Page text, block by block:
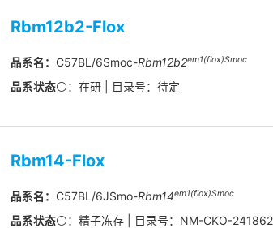
Rbm12b2-Flox
品系名： C57BL/6Smoc-Rbm12b2em1(flox)Smoc
品系状态 ：在研 | 目录号：待定
Rbm14-Flox
品系名： C57BL/6JSmo-Rbm14em1(flox)Smoc
品系状态 ：精子冻存 | 目录号：NM-CKO-241862